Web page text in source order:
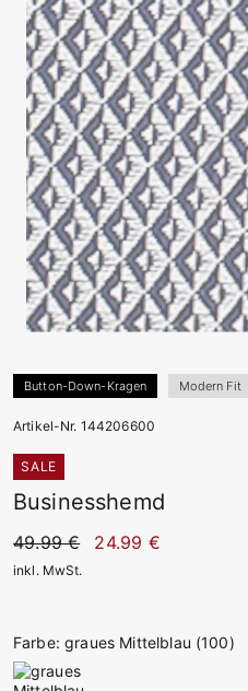
Button-Down-Kragen Modern Fit
Artikel-Nr. 144206600
SALE
Businesshemd
49.99 € 24.99 €
inkl. MwSt.
Farbe: graues Mittelblau (100)